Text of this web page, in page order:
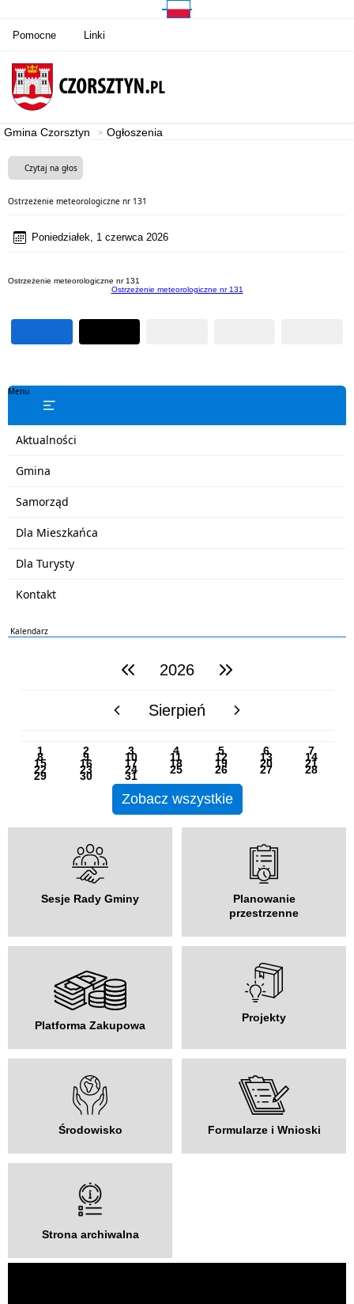
Pomocne Linki
Gmina Czorsztyn Ogłoszenia
Czytaj na głos
Ostrzeżenie meteorologiczne nr 131
Poniedziałek, 1 czerwca 2026
Ostrzeżenie meteorologiczne nr 131
Ostrzeżenie meteorologiczne nr 131
Menu
Aktualności
Gmina
Samorząd
Dla Mieszkańca
Dla Turysty
Kontakt
Kalendarz
poprzedni rok2026 następny rok
poprzedni miesiącSierpień następny miesiąc
1 2 3 4 5 6 7
8 9 10 11 12 13 14
15 16 17 18 19 20 21
22 23 24 25 26 27 28
29 30 31
Zobacz wszystkie
Sesje Rady Gminy
Planowanie
przestrzenne
Platforma Zakupowa
Projekty
Środowisko Formularze i Wnioski
Strona archiwalna